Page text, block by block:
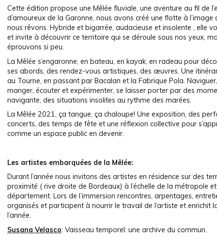
Cette édition propose une Mêlée fluviale, une aventure au fil de
d’amoureux de la Garonne, nous avons créé une flotte à l’image
nous rêvons. Hybride et bigarrée, audacieuse et insolente , elle
et invite à découvrir ce territoire qui se déroule sous nos yeux,
éprouvons si peu.
La Mêlée s’engaronne, en bateau, en kayak, en radeau pour
ses abords, des rendez-vous artistiques, des œuvres. Une
au Tourne, en passant par Bacalan et la Fabrique Pola.
manger, écouter et expérimenter, se laisser porter par des
navigante, des situations insolites au rythme des marées.
La Mêlée 2021, ça tangue, ça chaloupe! Une exposition, des
concerts, des temps de fête et une réflexion collective pour
comme un espace public en devenir.
Les artistes embarquées de la Mêlée:
Durant l’année nous invitons des artistes en résidence sur des
proximité ( rive droite de Bordeaux) à l’échelle de la métropole
département. Lors de l’immersion rencontres, arpentages,
organisés et participent à nourrir le travail de l’artiste et enrichit
l’année.
Susana Velasco: Vaisseau temporel: une archive du commun.